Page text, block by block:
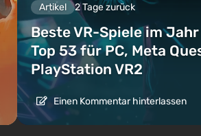
Artikel 2 Tage zurück
Beste VR-Spiele im
Top 53 für PC, Meta
PlayStation VR2
Einen Kommentar hinterlassen